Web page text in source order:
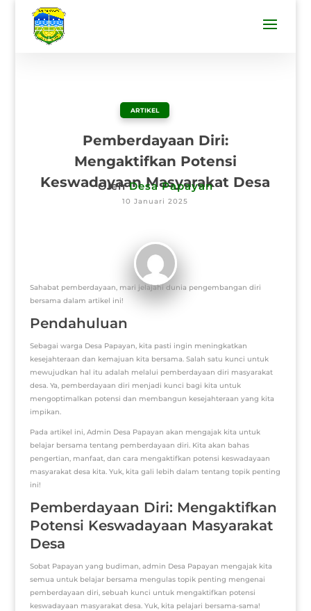
ARTIKEL
Pemberdayaan Diri:
Mengaktifkan Potensi
Keswadayaan Masyarakat Desa
OlehDesa Papayan
10 Januari 2025
Sahabat pemberdayaan, mari jelajahi dunia pengembangan diri
bersama dalam artikel ini!
Pendahuluan
Sebagai warga Desa Papayan, kita pasti ingin meningkatkan
kesejahteraan dan kemajuan kita bersama. Salah satu kunci untuk
mewujudkan hal itu adalah melalui pemberdayaan diri masyarakat
desa. Ya, pemberdayaan diri menjadi kunci bagi kita untuk
mengoptimalkan potensi dan membangun kesejahteraan yang kita
impikan.
Pada artikel ini, Admin Desa Papayan akan mengajak kita untuk
belajar bersama tentang pemberdayaan diri. Kita akan bahas
pengertian, manfaat, dan cara mengaktifkan potensi keswadayaan
masyarakat desa kita. Yuk, kita gali lebih dalam tentang topik penting
ini!
Pemberdayaan Diri: Mengaktifkan
Potensi Keswadayaan Masyarakat
Desa
Sobat Papayan yang budiman, admin Desa Papayan mengajak kita
semua untuk belajar bersama mengulas topik penting mengenai
pemberdayaan diri, sebuah kunci untuk mengaktifkan potensi
keswadayaan masyarakat desa. Yuk, kita pelajari bersama-sama!